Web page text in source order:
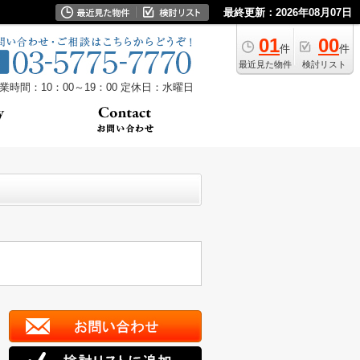
最終更新：2026年08月07日
01件
最近見た物件
00件
検討リスト
時間：10：00～19：00 定休日：水曜日